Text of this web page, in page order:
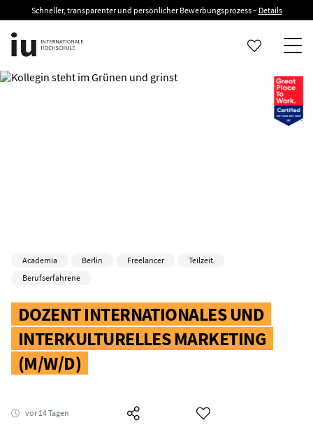
Schneller, transparenter und persönlicher Bewerbungsprozess – Details
DOZENT INTERNATIONALES UND
INTERKULTURELLES MARKETING
(M/W/D)
Academia Berlin Freelancer
Teilzeit
Berufserfahrene
vor 14 Tagen